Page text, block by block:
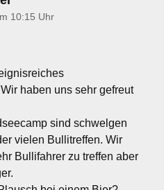
10:15 Uhr
haben uns sehr gefreut
sind schwelgen
vielen Bullitreffen. Wir
Bullifahrer zu treffen aber